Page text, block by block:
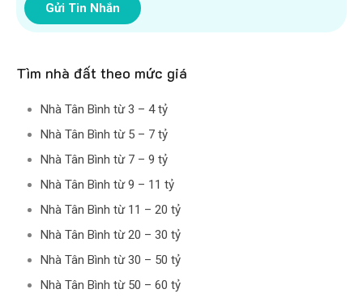
Gửi Tin Nhắn
Tìm nhà đất theo mức giá
Nhà Tân Bình từ 3 – 4 tỷ
Nhà Tân Bình từ 5 – 7 tỷ
Nhà Tân Bình từ 7 – 9 tỷ
Nhà Tân Bình từ 9 – 11 tỷ
Nhà Tân Bình từ 11 – 20 tỷ
Nhà Tân Bình từ 20 – 30 tỷ
Nhà Tân Bình từ 30 – 50 tỷ
Nhà Tân Bình từ 50 – 60 tỷ